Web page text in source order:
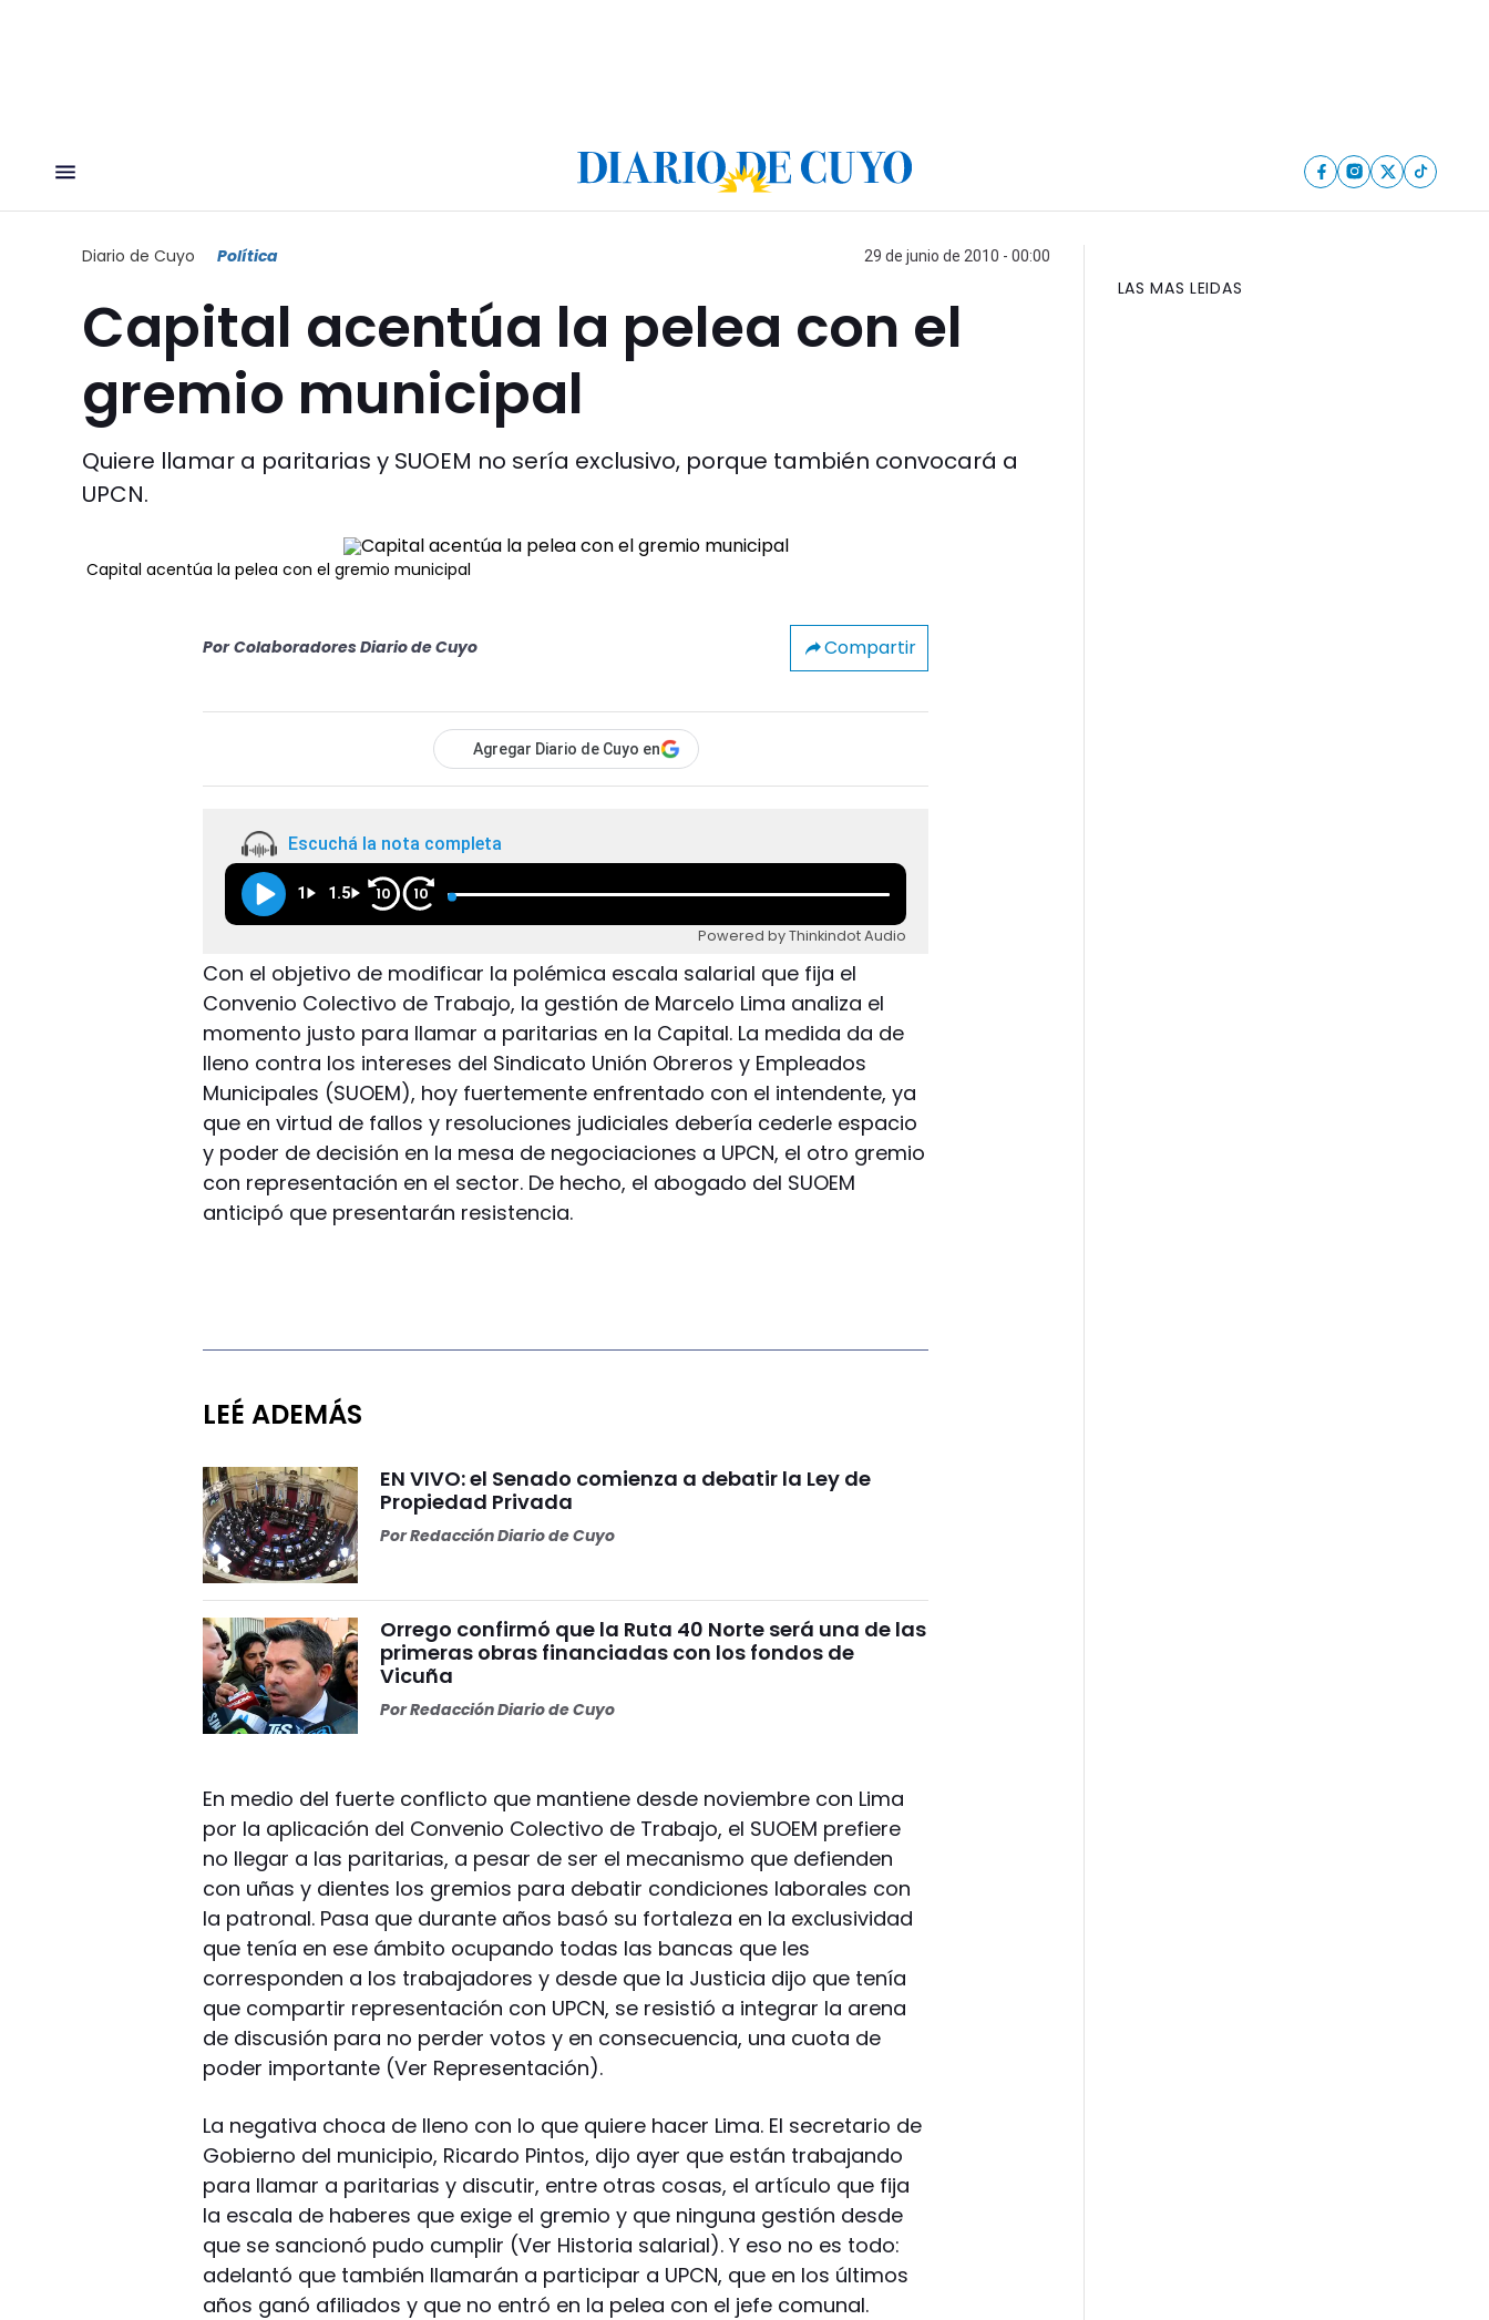
Diario de Cuyo Política 29 de junio de 2010 - 00:00
Capital acentúa la pelea con el
gremio municipal
Quiere llamar a paritarias y SUOEM no sería exclusivo, porque también convocará a
UPCN.
Capital acentúa la pelea con el gremio municipal
Por Colaboradores Diario de Cuyo Compartir
Agregar Diario de Cuyo en
Escuchá la nota completa
1 1.5 10 10
Powered by Thinkindot Audio
Con el objetivo de modificar la polémica escala salarial que fija el
Convenio Colectivo de Trabajo, la gestión de Marcelo Lima analiza el
momento justo para llamar a paritarias en la Capital. La medida da de
lleno contra los intereses del Sindicato Unión Obreros y Empleados
Municipales (SUOEM), hoy fuertemente enfrentado con el intendente, ya
que en virtud de fallos y resoluciones judiciales debería cederle espacio
y poder de decisión en la mesa de negociaciones a UPCN, el otro gremio
con representación en el sector. De hecho, el abogado del SUOEM
anticipó que presentarán resistencia.
LEÉ ADEMÁS
EN VIVO: el Senado comienza a debatir la Ley de
Propiedad Privada
PorRedacción Diario de Cuyo
Orrego confirmó que la Ruta 40 Norte será una de las
primeras obras financiadas con los fondos de
Vicuña
PorRedacción Diario de Cuyo
En medio del fuerte conflicto que mantiene desde noviembre con Lima
por la aplicación del Convenio Colectivo de Trabajo, el SUOEM prefiere
no llegar a las paritarias, a pesar de ser el mecanismo que defienden
con uñas y dientes los gremios para debatir condiciones laborales con
la patronal. Pasa que durante años basó su fortaleza en la exclusividad
que tenía en ese ámbito ocupando todas las bancas que les
corresponden a los trabajadores y desde que la Justicia dijo que tenía
que compartir representación con UPCN, se resistió a integrar la arena
de discusión para no perder votos y en consecuencia, una cuota de
poder importante (Ver Representación).
La negativa choca de lleno con lo que quiere hacer Lima. El secretario de
Gobierno del municipio, Ricardo Pintos, dijo ayer que están trabajando
para llamar a paritarias y discutir, entre otras cosas, el artículo que fija
la escala de haberes que exige el gremio y que ninguna gestión desde
que se sancionó pudo cumplir (Ver Historia salarial). Y eso no es todo:
adelantó que también llamarán a participar a UPCN, que en los últimos
años ganó afiliados y que no entró en la pelea con el jefe comunal.
LAS MAS LEIDAS